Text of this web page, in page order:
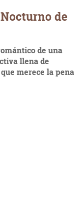
de
de una
llena de
merece la pena